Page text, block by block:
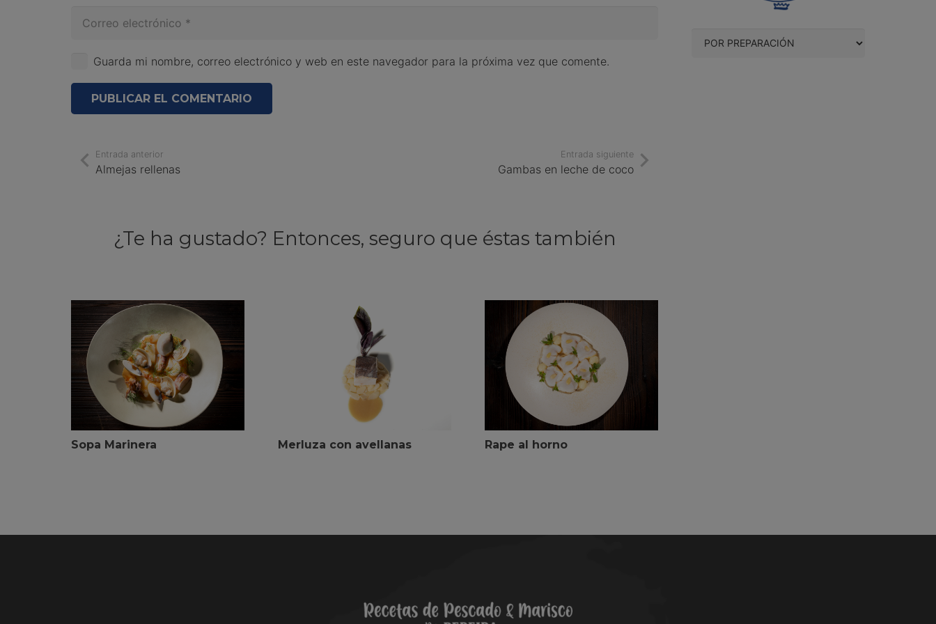
Guarda mi nombre, correo electrónico y web en este navegador para la próxima vez que comente.
PUBLICAR EL COMENTARIO
Entrada anterior
Almejas rellenas
Entrada siguiente
Gambas en leche de coco
¿Te ha gustado? Entonces, seguro que éstas también
Sopa Marinera Merluza con avellanas Rape al horno